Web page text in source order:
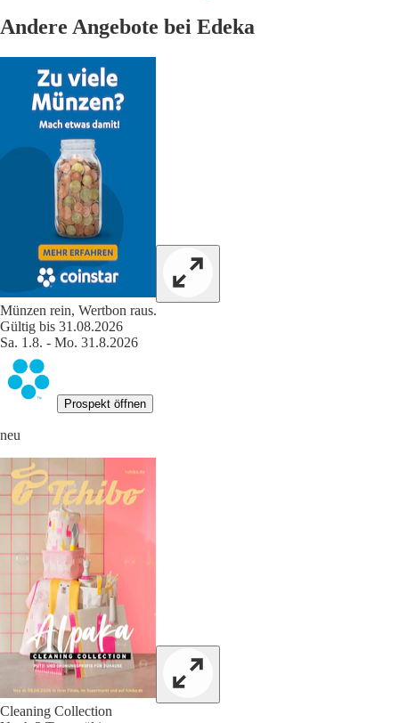
Andere Angebote bei Edeka
Münzen rein, Wertbon raus.
Gültig bis 31.08.2026
Sa. 1.8. - Mo. 31.8.2026
Prospekt öffnen
neu
Cleaning Collection